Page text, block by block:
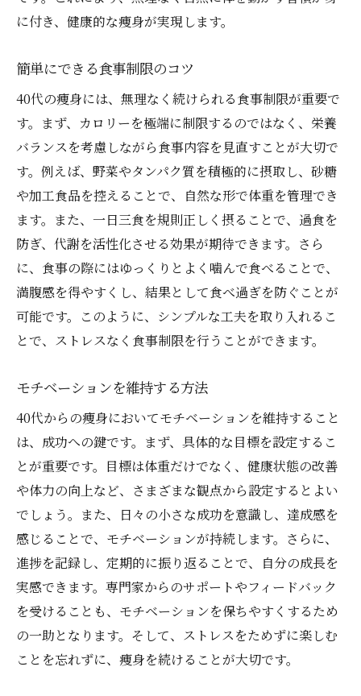
に付き、健康的な痩身が実現します。
簡単にできる食事制限のコツ
40代の痩身には、無理なく続けられる食事制限が重要で
す。まず、カロリーを極端に制限するのではなく、栄養
バランスを考慮しながら食事内容を見直すことが大切で
す。例えば、野菜やタンパク質を積極的に摂取し、砂糖
や加工食品を控えることで、自然な形で体重を管理でき
ます。また、一日三食を規則正しく摂ることで、過食を
防ぎ、代謝を活性化させる効果が期待できます。さら
に、食事の際にはゆっくりとよく噛んで食べることで、
満腹感を得やすくし、結果として食べ過ぎを防ぐことが
可能です。このように、シンプルな工夫を取り入れるこ
とで、ストレスなく食事制限を行うことができます。
モチベーションを維持する方法
40代からの痩身においてモチベーションを維持すること
は、成功への鍵です。まず、具体的な目標を設定するこ
とが重要です。目標は体重だけでなく、健康状態の改善
や体力の向上など、さまざまな観点から設定するとよい
でしょう。また、日々の小さな成功を意識し、達成感を
感じることで、モチベーションが持続します。さらに、
進捗を記録し、定期的に振り返ることで、自分の成長を
実感できます。専門家からのサポートやフィードバック
を受けることも、モチベーションを保ちやすくするため
の一助となります。そして、ストレスをためずに楽しむ
ことを忘れずに、痩身を続けることが大切です。